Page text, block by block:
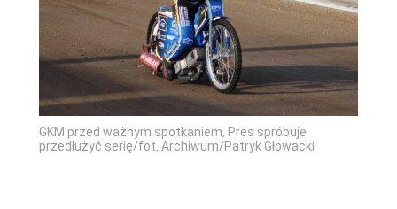
GKM przed ważnym spotkaniem, Pres spróbuje
przedłużyć serię/fot. Archiwum/Patryk Głowacki